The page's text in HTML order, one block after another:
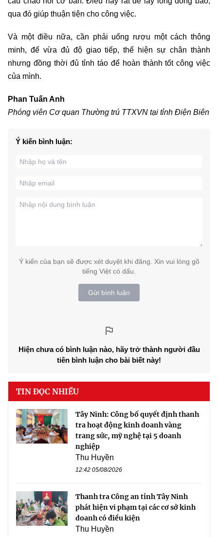
qua đó giúp thuận tiện cho công việc.
Và một điều nữa, cần phải uống rượu một cách thông
minh, để vừa đủ độ giao tiếp, thể hiện sự chân thành
nhưng đồng thời đủ tỉnh táo để hoàn thành tốt công việc
của mình.
Phan Tuấn Anh
Phóng viên Cơ quan Thường trú TTXVN tại tỉnh Điện Biên
Ý kiến bình luận:
Ý kiến của bạn sẽ được xét duyệt khi đăng. Xin vui lòng gõ
tiếng Việt có dấu.
Gửi bình luận
Hiện chưa có bình luận nào, hãy trở thành người đầu
tiên bình luận cho bài biết này!
TIN ĐỌC NHIỀU
Tây Ninh: Công bố quyết định thanh
tra hoạt động kinh doanh vàng
trang sức, mỹ nghệ tại 5 doanh
nghiệp
Thu Huyền
12:42 05/08/2026
Thanh tra Công an tỉnh Tây Ninh
phát hiện vi phạm tại các cơ sở kinh
doanh có điều kiện
Thu Huyền